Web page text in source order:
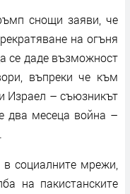
снощи заяви, че
на огъня
се даде възможност
въпреки че към
Израел – съюзникът
два месеца война –
социалните мрежи,
на пакистанските